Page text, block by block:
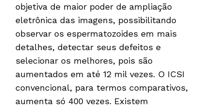
objetiva de maior poder de ampliação
eletrônica das imagens, possibilitando
observar os espermatozoides em mais
detalhes, detectar seus defeitos e
selecionar os melhores, pois são
aumentados em até 12 mil vezes. O ICSI
convencional, para termos comparativos,
aumenta só 400 vezes. Existem